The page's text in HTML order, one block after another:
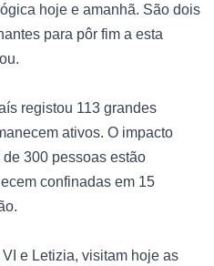
hoje e amanhã. São dois
para pôr fim a esta
registou 113 grandes
ativos. O impacto
300 pessoas estão
confinadas em 15
e Letizia, visitam hoje as